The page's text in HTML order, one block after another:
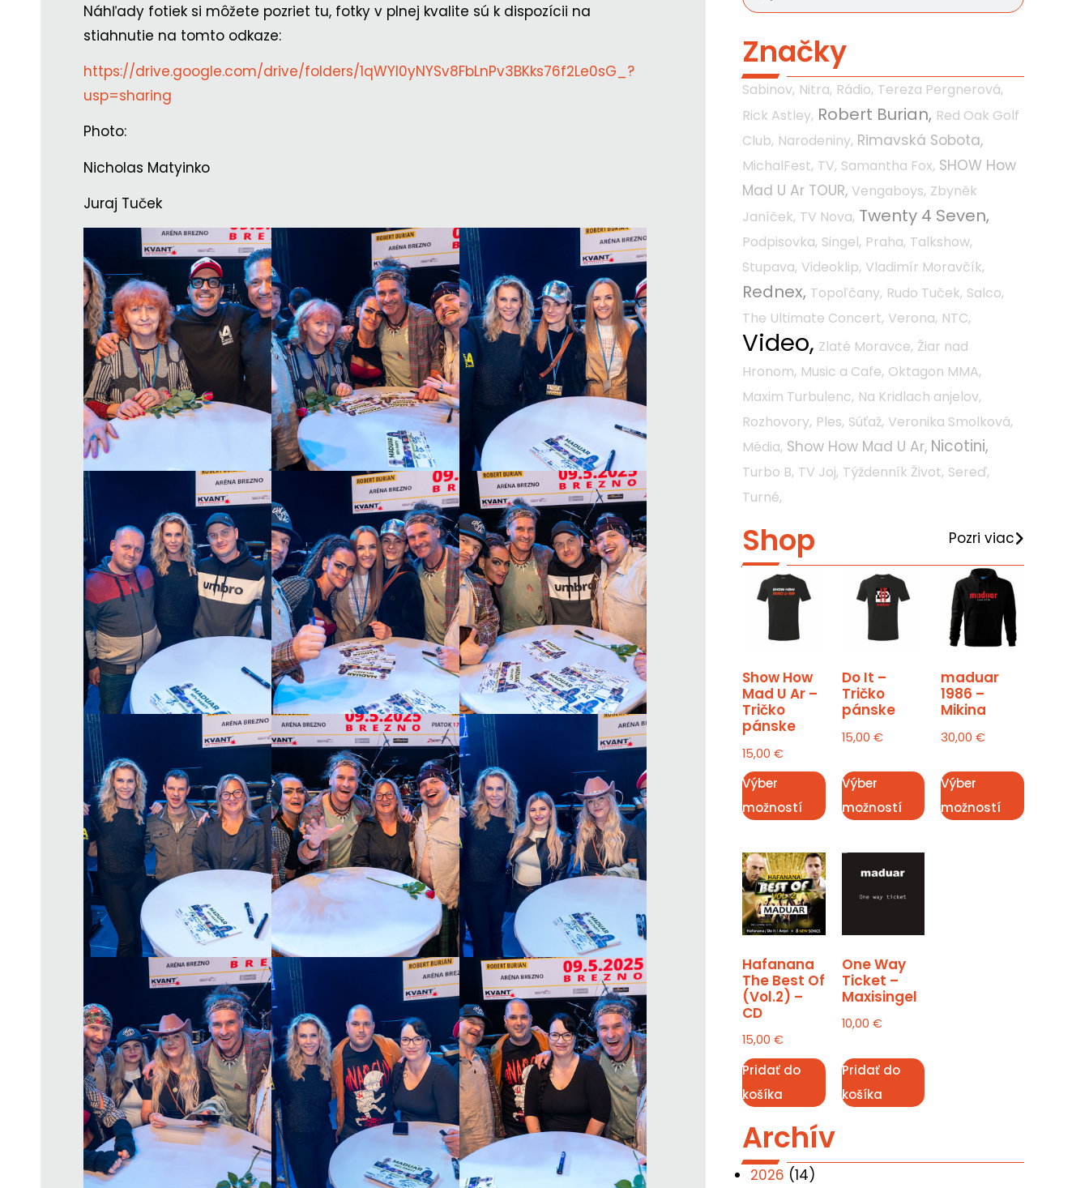
Náhľady fotiek si môžete pozriet tu, fotky v plnej kvalite sú k dispozícii na
stiahnutie na tomto odkaze:
https://drive.google.com/drive/folders/1qWYl0yNYSv8FbLnPv3BKks76f2Le0sG_?
usp=sharing
Photo:
Nicholas Matyinko
Juraj Tuček
Značky
Sabinov, Nitra, Rádio, Tereza Pergnerová,
Rick Astley, Robert Burian, Red Oak Golf
Club, Narodeniny, Rimavská Sobota,
MichalFest, TV, Samantha Fox, SHOW How
Mad U Ar TOUR, Vengaboys, Zbyněk
Janíček, TV Nova, Twenty 4 Seven,
Podpisovka, Singel, Praha, Talkshow,
Stupava, Videoklip, Vladimír Moravčík,
Rednex, Topoľčany, Rudo Tuček, Salco,
The Ultimate Concert, Verona, NTC,
Video, Zlaté Moravce, Žiar nad
Hronom, Music a Cafe, Oktagon MMA,
Maxim Turbulenc, Na Kridlach anjelov,
Rozhovory, Ples, Súťaž, Veronika Smolková,
Média, Show How Mad U Ar, Nicotini,
Turbo B, TV Joj, Týždenník Život, Sereď,
Turné,
Shop Pozri viac
Show How
Mad U Ar –
Tričko
pánske
15,00€
Výber
možností
Do It –
Tričko
pánske
15,00 €
Výber
možností
maduar
1986 –
Mikina
30,00€
Výber
možností
Hafanana
The Best Of
(Vol.2) –
CD
15,00€
Pridať do
košíka
One Way
Ticket –
Maxisingel
10,00 €
Pridať do
košíka
Archív
2026 (14)